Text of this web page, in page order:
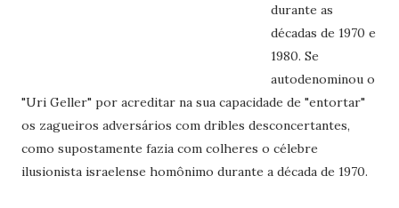
durante as
décadas de 1970 e
1980. Se
autodenominou o
"Uri Geller" por acreditar na sua capacidade de "entortar"
os zagueiros adversários com dribles desconcertantes,
como supostamente fazia com colheres o célebre
ilusionista israelense homônimo durante a década de 1970.